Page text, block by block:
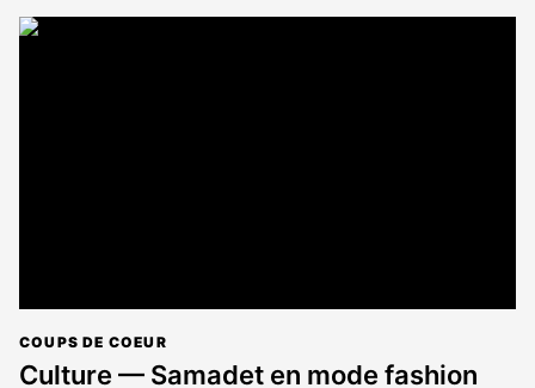
COUPS DE COEUR
Culture — Samadet en mode fashion